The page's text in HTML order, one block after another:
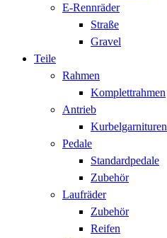
E-Rennräder
Straße
Gravel
Teile
Rahmen
Komplettrahmen
Antrieb
Kurbelgarnituren
Pedale
Standardpedale
Zubehör
Laufräder
Zubehör
Reifen